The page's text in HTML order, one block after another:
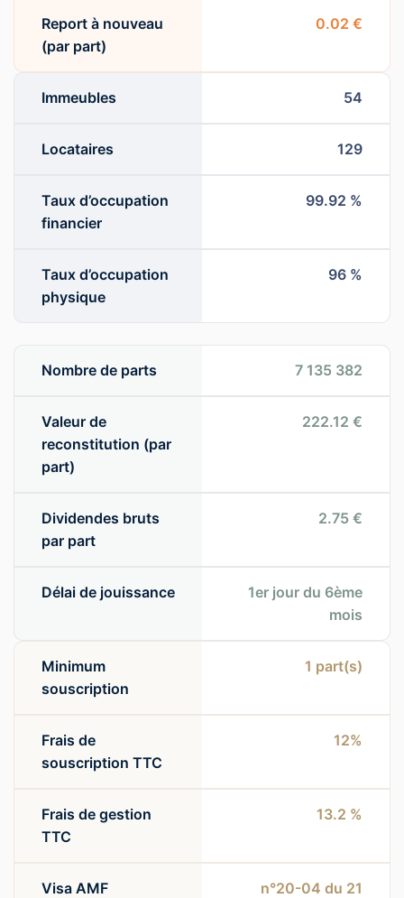
Report à nouveau
(par part)
0.02 €
Immeubles 54
Locataires 129
Taux d’occupation
financier
99.92 %
Taux d’occupation
physique
96 %
Nombre de parts 7 135 382
Valeur de
reconstitution (par
part)
222.12 €
Dividendes bruts
par part
2.75 €
Délai de jouissance
1er jour du 6ème
mois
Minimum
souscription
1 part(s)
Frais de
souscription TTC
12%
Frais de gestion
TTC
13.2 %
Visa AMF
n°20-04 du 21